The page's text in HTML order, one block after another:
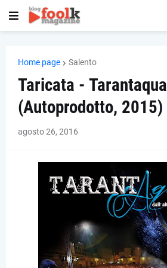
Home page Salento
Taricata - Tarantaqua
(Autoprodotto, 2015)
agosto 26, 2016